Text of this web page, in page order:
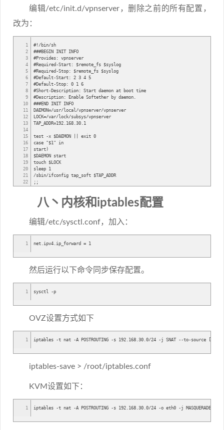
编辑/etc/init.d/vpnserver，删除之前的所有配置，
改为：
1
2
3
4
5
6
7
8
9
10
11
12
13
14
15
16
17
18
19
20
21
22
30
31
#!/bin/sh
###BEGIN INIT INFO
#Provides: vpnserver
#Required-Start: $remote_fs $syslog
#Required-Stop: $remote_fs $syslog
#Default-Start: 2 3 4 5
#Default-Stop: 0 1 6
#Short-Description: Start daemon at boot time
#Description: Enable Softether by daemon.
###END INIT INFO
DAEMON=/usr/local/vpnserver/vpnserver
LOCK=/var/lock/subsys/vpnserver
TAP_ADDR=192.168.30.1
test -x $DAEMON || exit 0
case "$1" in
start)
$DAEMON start
touch $LOCK
sleep 1
/sbin/ifconfig tap_soft $TAP_ADDR
;;
rm $LOCK
;;
$DAEMON stop
$DAEMON start
sleep 1
/sbin/ifconfig tap_soft $TAP_ADDR
echo "Usage: $0 {start|stop|restart}"
exit 1
八丶内核和iptables配置
编辑/etc/sysctl.conf，加入：
1 net.ipv4.ip_forward = 1
然后运行以下命令同步保存配置。
1 sysctl -p
OVZ设置方式如下
1 iptables -t nat -A POSTROUTING -s 192.168.30.0/24 -j SNAT --to-source [YOUR
iptables-save > /root/iptables.conf
KVM设置如下：
1 iptables -t nat -A POSTROUTING -s 192.168.30.0/24 -o eth0 -j MASQUERADE